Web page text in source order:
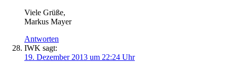
Viele Grüße,
Markus Mayer
Antworten
IWK sagt:
19. Dezember 2013 um 22:24 Uhr